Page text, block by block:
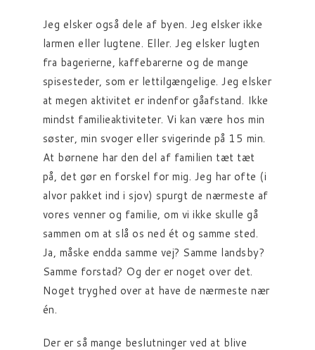
Jeg elsker også dele af byen. Jeg elsker ikke
larmen eller lugtene. Eller. Jeg elsker lugten
fra bagerierne, kaffebarerne og de mange
spisesteder, som er lettilgængelige. Jeg elsker
at megen aktivitet er indenfor gåafstand. Ikke
mindst familieaktiviteter. Vi kan være hos min
søster, min svoger eller svigerinde på 15 min.
At børnene har den del af familien tæt tæt
på, det gør en forskel for mig. Jeg har ofte (i
alvor pakket ind i sjov) spurgt de nærmeste af
vores venner og familie, om vi ikke skulle gå
sammen om at slå os ned ét og samme sted.
Ja, måske endda samme vej? Samme landsby?
Samme forstad? Og der er noget over det.
Noget tryghed over at have de nærmeste nær
én.
Der er så mange beslutninger ved at blive